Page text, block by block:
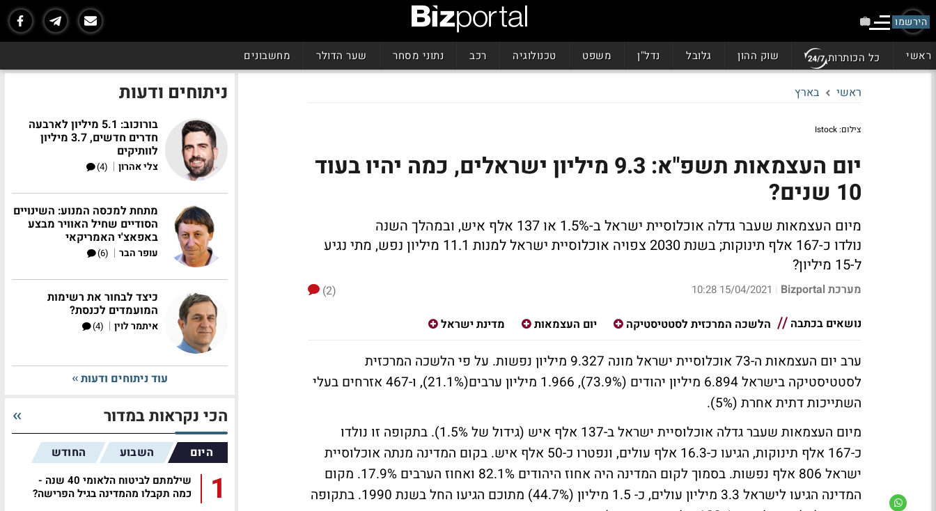
הירשמו
ראשי כל הכותרות שוק ההון גלובל נדל"ן משפט טכנולוגיה רכב נתוני מסחר שער הדולר מחשבונים
ראשי בארץ
צילום: Istock
יום העצמאות תשפ"א: 9.3 מיליון ישראלים, כמה יהיו בעוד
10 שנים?
מיום העצמאות שעבר גדלה אוכלוסיית ישראל ב-1.5% או 137 אלף איש, ובמהלך השנה
נולדו כ-167 אלף תינוקות; בשנת 2030 צפויה אוכלוסיית ישראל למנות 11.1 מיליון נפש, מתי נגיע
ל-15 מיליון?
מערכת Bizportal |
15/04/2021 10:28
(2)
נושאים בכתבה
הלשכה המרכזית לסטטיסטיקה יום העצמאות מדינת ישראל
ערב יום העצמאות ה-73 אוכלוסיית ישראל מונה 9.327 מיליון נפשות. על פי הלשכה המרכזית
לסטטיסטיקה בישראל 6.894 מיליון יהודים (73.9%), 1.966 מיליון ערבים(21.1%), ו-467 אזרחים בעלי
השתייכות דתית אחרת (5%).
מיום העצמאות שעבר גדלה אוכלוסיית ישראל ב-137 אלף איש (גידול של 1.5%). בתקופה זו נולדו
כ-167 אלף תינוקות, הגיעו כ-16.3 אלף עולים, ונפטרו כ-50 אלף איש. בקום המדינה מנתה אוכלוסיית
ישראל 806 אלף נפשות. בסמוך לקום המדינה היה אחוז היהודים 82.1% ואחוז הערבים 17.9%. מקום
המדינה הגיעו לישראל 3.3 מיליון עולים, כ- 1.5 מיליון (44.7%) מתוכם הגיעו החל בשנת 1990. בתקופה
ניתוחים ודעות
בורוכוב: 5.1 מיליון לארבעה
חדרים חדשים, 3.7 מיליון
לוותיקים
צלי אהרון |
(4)
מתחת למכסה המנוע: השינויים
הסודיים שחיל האוויר מבצע
באפאצ'י האמריקאי
עופר הבר |
(6)
כיצד לבחור את רשימות
המועמדים לכנסת?
איתמר לוין |
(4)
עוד ניתוחים ודעות
הכי נקראות במדור
היום השבוע החודש
1
שילמתם לביטוח הלאומי 40 שנה -
כמה תקבלו מהמדינה בגיל הפרישה?